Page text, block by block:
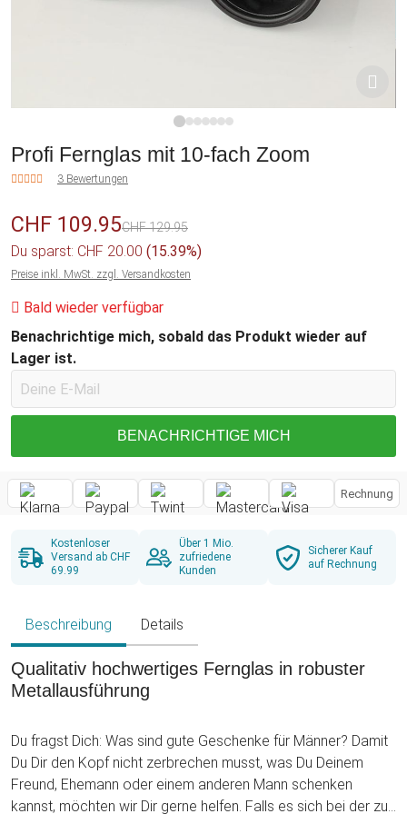
Profi Fernglas mit 10-fach Zoom
3 Bewertungen
CHF 109.95CHF 129.95
Du sparst: CHF 20.00 (15.39%)
Preise inkl. MwSt. zzgl. Versandkosten
Bald wieder verfügbar
Benachrichtige mich, sobald das Produkt wieder auf
Lager ist.
BENACHRICHTIGE MICH
Rechnung
Kostenloser
Versand ab CHF
69.99
Über 1 Mio.
zufriedene
Kunden
Sicherer Kauf
auf Rechnung
Beschreibung Details
Qualitativ hochwertiges Fernglas in robuster
Metallausführung
Du fragst Dich: Was sind gute Geschenke für Männer? Damit
Du Dir den Kopf nicht zerbrechen musst, was Du Deinem
Freund, Ehemann oder einem anderen Mann schenken
kannst, möchten wir Dir gerne helfen. Falls es sich bei der zu